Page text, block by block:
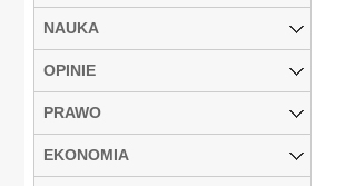
NAUKA
OPINIE
PRAWO
EKONOMIA